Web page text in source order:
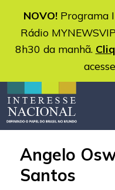
NOVO!Programa
Rádio
8h30 da manhã.
Angelo
Santos